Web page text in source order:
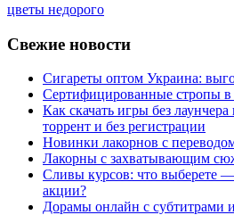
цветы недорого
Свежие новости
Сигареты оптом Украина:
Сертифицированные стропы
Как скачать игры без
торрент и без регистрации
Новинки лакорнов с
Лакорны с захватывающим
Сливы курсов: что выберете
акции?
Дорамы онлайн с субтитрами